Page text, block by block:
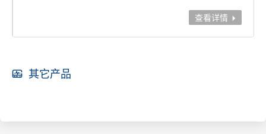
查看详情 
 其它产品